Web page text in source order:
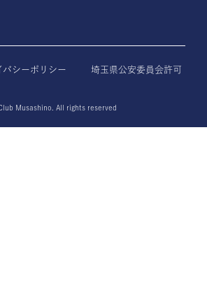
バシーポリシー
埼玉県公安委員会許可
Musashino. All rights reserved